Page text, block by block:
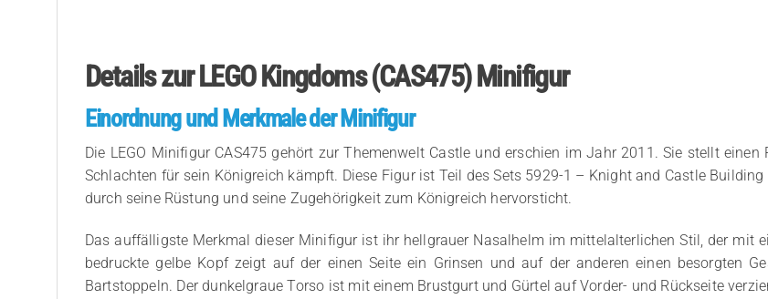
Details zur LEGO Kingdoms (CAS475) Minifigur
Einordnung und Merkmale der Minifigur
Die LEGO Minifigur CAS475 gehört zur Themenwelt Castle und erschien im Jahr 2011. Sie stellt
Schlachten für sein Königreich kämpft. Diese Figur ist Teil des Sets 5929-1 – Knight and Castle
durch seine Rüstung und seine Zugehörigkeit zum Königreich hervorsticht.
Das auffälligste Merkmal dieser Minifigur ist ihr hellgrauer Nasalhelm im mittelalterlichen Stil, der mit
bedruckte gelbe Kopf zeigt auf der einen Seite ein Grinsen und auf der anderen einen besorgten
Bartstoppeln. Der dunkelgraue Torso ist mit einem Brustgurt und Gürtel auf Vorder- und Rückseite